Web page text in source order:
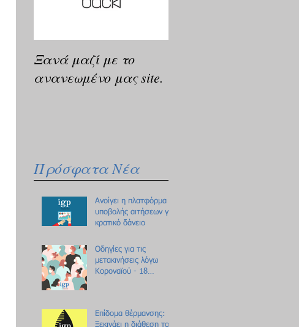
Ξανά μαζί με το
ανανεωμένο μας site.
Πρόσφατα Νέα
Ανοίγει η πλατφόρμα
υποβολής αιτήσεων για
κρατικό δάνειο
Οδηγίες για τις
μετακινήσεις λόγω
Κοροναϊού - 18
Επίδομα θέρμανσης:
Ξεκινάει η διάθεση του